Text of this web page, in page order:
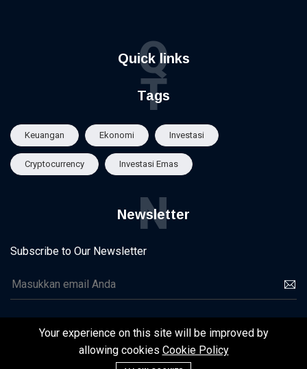
Quick links
Q
Tags
T
Keuangan Ekonomi Investasi
Cryptocurrency Investasi Emas
Newsletter
N
Subscribe to Our Newsletter
©2024 Pintar Ekonomi | Developed By Mandiri Bahari Teknologi
Your experience on this site will be improved by
allowing cookies Cookie Policy